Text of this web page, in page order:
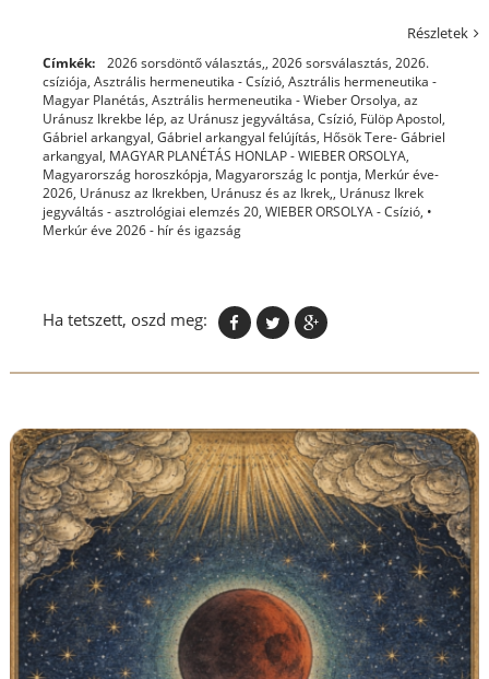
Részletek
Címkék: 2026 sorsdöntő választás,, 2026 sorsválasztás, 2026.
csíziója, Asztrális hermeneutika - Csízió, Asztrális hermeneutika -
Magyar Planétás, Asztrális hermeneutika - Wieber Orsolya, az
Uránusz Ikrekbe lép, az Uránusz jegyváltása, Csízió, Fülöp Apostol,
Gábriel arkangyal, Gábriel arkangyal felújítás, Hősök Tere- Gábriel
arkangyal, MAGYAR PLANÉTÁS HONLAP - WIEBER ORSOLYA,
Magyarország horoszkópja, Magyarország Ic pontja, Merkúr éve-
2026, Uránusz az Ikrekben, Uránusz és az Ikrek,, Uránusz Ikrek
jegyváltás - asztrológiai elemzés 20, WIEBER ORSOLYA - Csízió, •
Merkúr éve 2026 - hír és igazság
Ha tetszett, oszd meg: